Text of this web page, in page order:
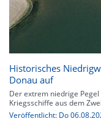
Historisches
Donau auf
Der extrem niedrige
Kriegsschiffe aus dem
Veröffentlicht: Do